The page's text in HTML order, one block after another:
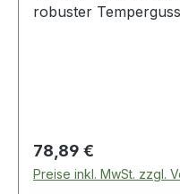
robuster
gehärtete Stahlöse ·
mit Ausschlagschutz
Regulärer Preis:
78,89 €
Preise inkl. MwSt. zzgl.